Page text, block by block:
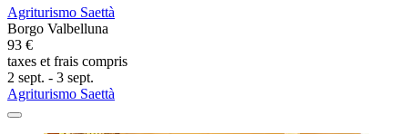
Agriturismo Saettà
Borgo Valbelluna
93 €
taxes et frais compris
2 sept. - 3 sept.
Agriturismo Saettà